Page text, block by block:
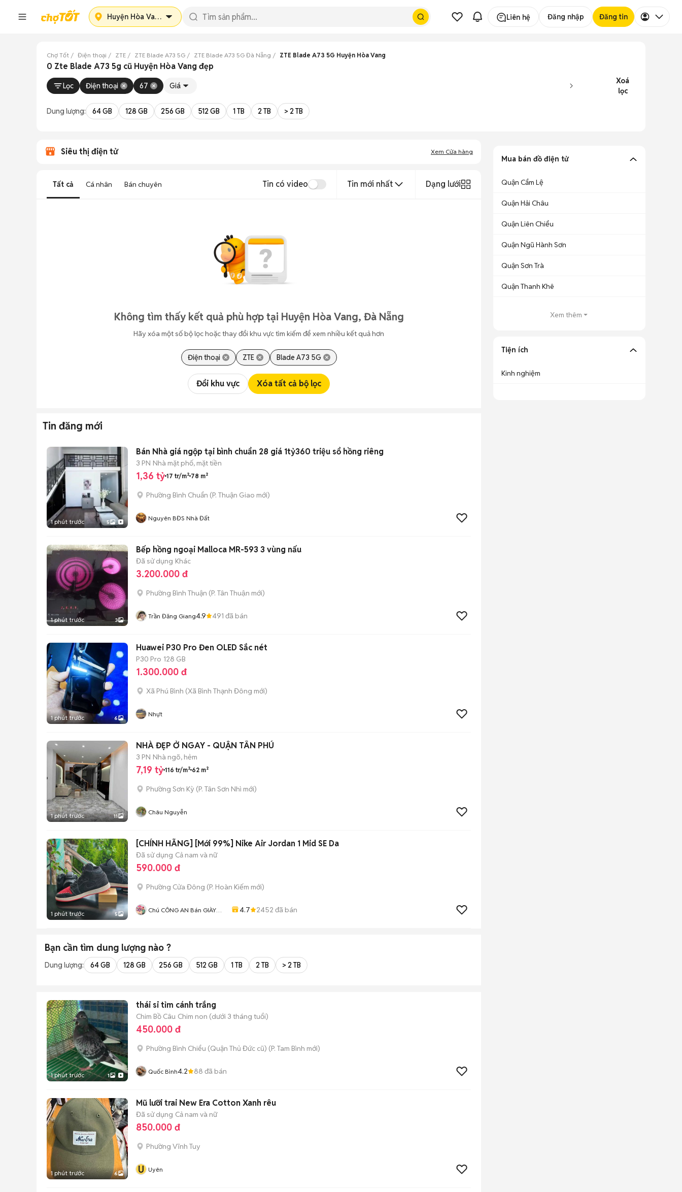
Huyện Hòa Vang Liên hệ Đăng nhập Đăng tin
Chợ Tốt Điện thoại ZTE ZTE Blade A73 5G ZTE Blade A73 5G Đà Nẵng ZTE Blade A73 5G Huyện Hòa Vang
0 Zte Blade A73 5g cũ Huyện Hòa Vang đẹp
Lọc Điện thoại 67 Giá
Xoá
lọc
Dung lượng: 64 GB 128 GB 256 GB 512 GB 1 TB 2 TB > 2 TB
Siêu thị điện tử Xem Cửa hàng
Tất cả Cá nhân Bán chuyên Tin có video Tin mới nhất Dạng lưới
Không tìm thấy kết quả phù hợp tại Huyện Hòa Vang, Đà Nẵng
Hãy xóa một số bộ lọc hoặc thay đổi khu vực tìm kiếm để xem nhiều kết quả hơn
Điện thoại ZTE Blade A73 5G
Đổi khu vực Xóa tất cả bộ lọc
Tin đăng mới
1 phút trước 5
Bán Nhà giá ngộp tại bình chuẩn 28 giá 1tỷ360 triệu sổ hồng riêng
3 PN Nhà mặt phố, mặt tiền
1,36 tỷ 17 tr/m² 78 m²
Phường Bình Chuẩn (P. Thuận Giao mới)
Nguyên BĐS Nhà Đất
1 phút trước 3
Bếp hồng ngoại Malloca MR-593 3 vùng nấu
Đã sử dụng Khác
3.200.000 đ
Phường Bình Thuận (P. Tân Thuận mới)
Trần Đăng Giang4.9 491 đã bán
1 phút trước 6
Huawei P30 Pro Đen OLED Sắc nét
P30 Pro 128 GB
1.300.000 đ
Xã Phú Bình (Xã Bình Thạnh Đông mới)
Nhựt
1 phút trước 11
NHÀ ĐẸP Ở NGAY - QUẬN TÂN PHÚ
3 PN Nhà ngõ, hẻm
7,19 tỷ 116 tr/m² 62 m²
Phường Sơn Kỳ (P. Tân Sơn Nhì mới)
Châu Nguyễn
1 phút trước 5
[CHÍNH HÃNG] [Mới 99%] Nike Air Jordan 1 Mid SE Da
Đã sử dụng Cả nam và nữ
590.000 đ
Phường Cửa Đông (P. Hoàn Kiếm mới)
Chú CÔNG AN Bán GIÀY
4.7 2452 đã bán
Bạn cần tìm dung lượng nào ?
Dung lượng: 64 GB 128 GB 256 GB 512 GB 1 TB 2 TB > 2 TB
1 phút trước 1
thái si tỉm cánh trắng
Chim Bồ Câu Chim non (dưới 3 tháng tuổi)
450.000 đ
Phường Bình Chiểu (Quận Thủ Đức cũ) (P. Tam Bình mới)
Quốc Bình4.2 88 đã bán
1 phút trước 6
Mũ lưỡi trai New Era Cotton Xanh rêu
Đã sử dụng Cả nam và nữ
850.000 đ
Phường Vĩnh Tuy
U Uyên
Mua bán đồ điện tử
Quận Cẩm Lệ
Quận Hải Châu
Quận Liên Chiểu
Quận Ngũ Hành Sơn
Quận Sơn Trà
Quận Thanh Khê
Xem thêm
Tiện ích
Kinh nghiệm